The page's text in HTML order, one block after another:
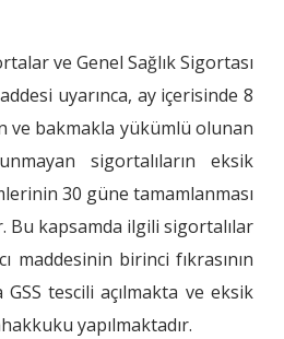
ve Genel Sağlık Sigortası
uyarınca, ay içerisinde 8
ve bakmakla yükümlü olunan
sigortalıların eksik
30 güne tamamlanması
Bu kapsamda ilgili sigortalılar
maddesinin birinci fıkrasının
tescili açılmakta ve eksik
yapılmaktadır.